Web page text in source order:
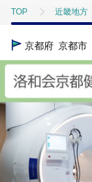
TOP 近畿地方
TOP
京都府 京都市